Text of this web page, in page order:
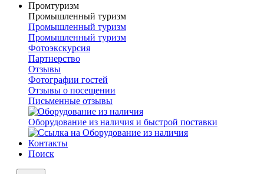
Промтуризм
Промышленный туризм
Промышленный туризм
Промышленный туризм
Фотоэкскурсия
Партнерство
Отзывы
Фотографии гостей
Отзывы о посещении
Письменные отзывы
Оборудование из наличия и быстрой поставки
Контакты
Поиск